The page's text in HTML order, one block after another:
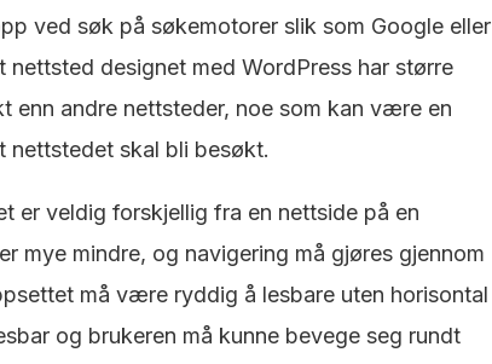
ved søk på søkemotorer slik som Google eller
nettsted designet med WordPress har større
enn andre nettsteder, noe som kan være en
nettstedet skal bli besøkt.
er veldig forskjellig fra en nettside på en
mye mindre, og navigering må gjøres gjennom
må være ryddig å lesbare uten horisontal
og brukeren må kunne bevege seg rundt